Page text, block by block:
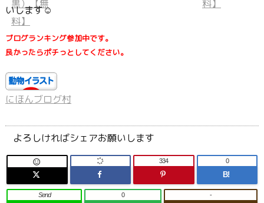
いします☺
ブログランキング参加中です。
良かったらポチっとしてください。
にほんブログ村
よろしければシェアお願いします
 334
B!
0
Send 0 -